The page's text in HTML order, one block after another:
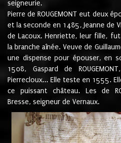
seigneurie.
Pierre de ROUGEMONT eut deux
et la seconde en 1485, Jeanne de
de Lacoux. Henriette, leur fille,
la branche aînée. Veuve de
une dispense pour épouser, en
1508, Gaspard de
Pierrecloux... Elle teste en 1555.
ce puissant château. Les de
Bresse, seigneur de Vernaux.